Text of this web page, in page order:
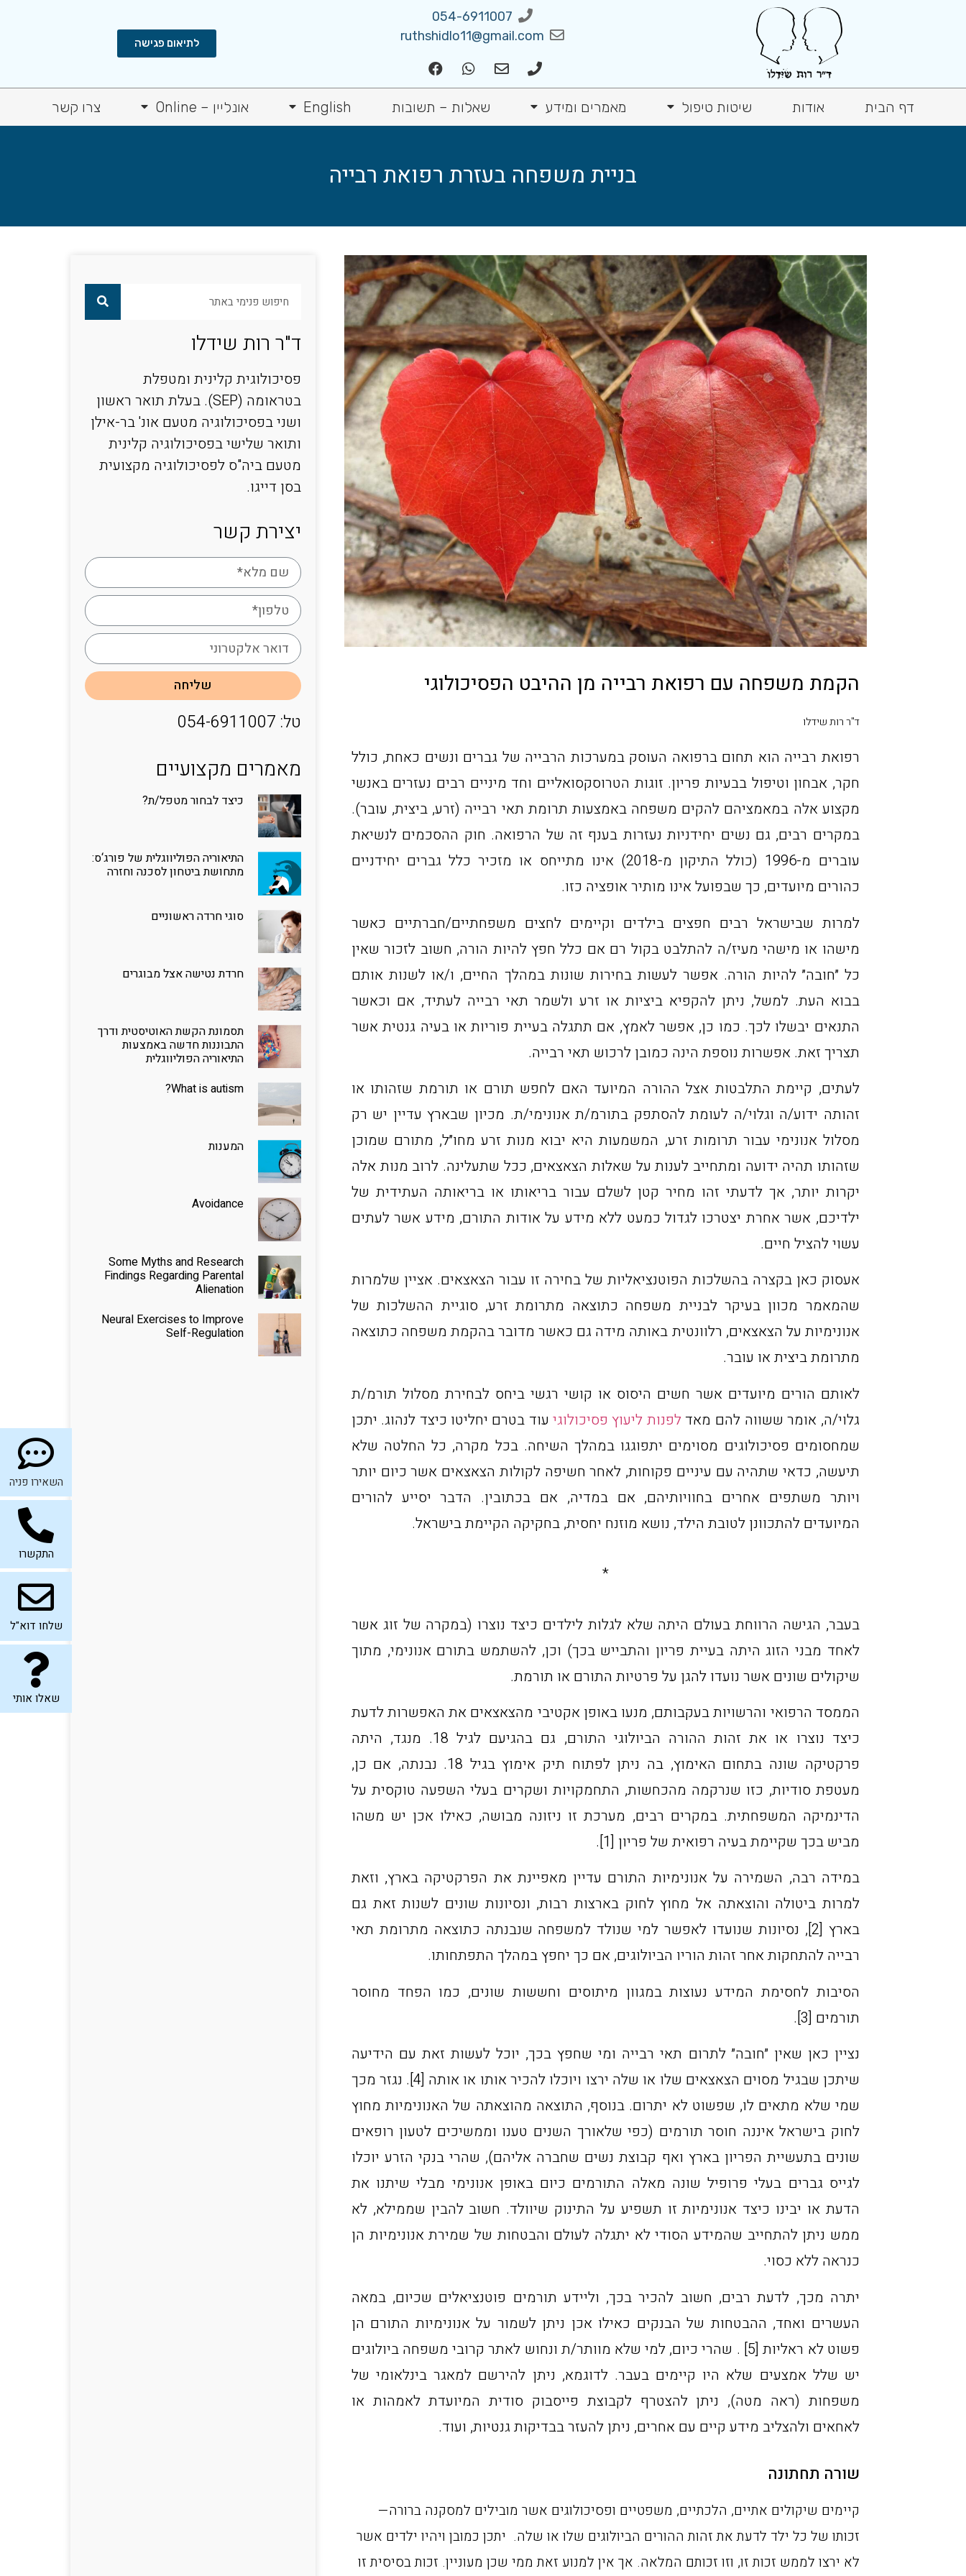
054-6911007
ruthshidlo11@gmail.com
לתיאום פגישה
דף הבית אודות שיטות טיפול מאמרים ומידע שאלות – תשובות English אונליין – Online צרו קשר
בניית משפחה בעזרת רפואת רבייה
הקמת משפחה עם רפואת רבייה מן ההיבט הפסיכולוגי
ד"ר רות שידלו
רפואת רבייה הוא תחום ברפואה העוסק במערכות הרבייה של גברים ונשים כאחת, כולל
חקר, אבחון וטיפול בבעיות פריון. זוגות הטרוסקסואליים וחד מיניים רבים נעזרים באנשי
מקצוע אלה במאמציהם להקים משפחה באמצעות תרומת תאי רבייה (זרע, ביצית, עובר).
במקרים רבים, גם נשים יחידניות נעזרות בענף זה של הרפואה. חוק ההסכמים לנשיאת
עוברים מ-1996 (כולל התיקון מ-2018) אינו מתייחס או מזכיר כלל גברים יחידניים
כהורים מיועדים, כך שבפועל אינו מותיר אופציה כזו.
למרות שבישראל רבים חפצים בילדים וקיימים לחצים משפחתיים/חברתיים כאשר
מישהו או מישהי מעיז/ה להתלבט בקול רם אם כלל חפץ להיות הורה, חשוב לזכור שאין
כל ״חובה״ להיות הורה. אפשר לעשות בחירות שונות במהלך החיים, ו/או לשנות אותם
בבוא העת. למשל, ניתן להקפיא ביציות או זרע ולשמר תאי רבייה לעתיד, אם וכאשר
התנאים יבשלו לכך. כמו כן, אפשר לאמץ, אם תתגלה בעיית פוריות או בעיה גנטית אשר
תצריך זאת. אפשרות נוספת הינה כמובן לרכוש תאי רבייה.
לעתים, קיימת התלבטות אצל ההורה המיועד האם לחפש תורם או תורמת שזהותו או
זהותה ידוע/ה וגלוי/ה לעומת להסתפק בתורמ/ת אנונימי/ת. מכיון שבארץ עדיין יש רק
מסלול אנונימי עבור תרומות זרע, המשמעות היא יבוא מנות זרע מחו״ל, מתורם שמוכן
שזהותו תהיה ידועה ומתחייב לענות על שאלות הצאצאים, ככל שתעלינה. לרוב מנות אלה
יקרות יותר, אך לדעתי זהו מחיר קטן לשלם עבור בריאותו או בריאותה העתידית של
ילדיכם, אשר אחרת יצטרכו לגדול כמעט ללא מידע על אודות התורם, מידע אשר לעתים
עשוי להציל חיים.
אעסוק כאן בקצרה בהשלכות הפוטנציאליות של בחירה זו עבור הצאצאים. אציין שלמרות
שהמאמר מכוון בעיקר לבניית משפחה כתוצאה מתרומת זרע, סוגיית ההשלכות של
אנונימיות על הצאצאים, רלוונטית באותה מידה גם כאשר מדובר בהקמת משפחה כתוצאה
מתרומת ביצית או עובר.
לאותם הורים מיועדים אשר חשים היסוס או קושי רגשי ביחס לבחירת מסלול תורמ/ת
גלוי/ה, אומר ששווה להם מאדלפנות ליעוץ פסיכולוגי עוד בטרם יחליטו כיצד לנהוג. יתכן
שמחסומים פסיכולוגים מסוימים יתפוגגו במהלך השיחה. בכל מקרה, כל החלטה שלא
תיעשה, כדאי שתהיה עם עיניים פקוחות, לאחר חשיפה לקולות הצאצאים אשר כיום יותר
ויותר משתפים אחרים בחוויותיהם, אם במדיה, אם בכתובין. הדבר יסייע להורים
המיועדים להתכוונן לטובת הילד, נושא מוזנח יחסית, בחקיקה הקיימת בישראל.
*
בעבר, הגישה הרווחת בעולם היתה שלא לגלות לילדים כיצד נוצרו (במקרה של זוג אשר
לאחד מבני הזוג היתה בעיית פריון והתבייש בכך) וכן, להשתמש בתורם אנונימי, מתוך
שיקולים שונים אשר נועדו להגן על פרטיות התורם או תורמת.
הממסד הרפואי והרשויות בעקבותם, מנעו באופן אקטיבי מהצאצאים את האפשרות לדעת
כיצד נוצרו או את זהות ההורה הביולוגי התורם, גם בהגיעם לגיל 18. מנגד, היתה
פרקטיקה שונה בתחום האימוץ, בה ניתן לפתוח תיק אימוץ בגיל 18. נבנתה, אם כן,
מעטפת סודיות, כזו שנרקמה מהכחשות, התחמקויות ושקרים בעלי השפעה טוקסית על
הדינמיקה המשפחתית. במקרים רבים, מערכת זו ניזונה מבושה, כאילו אכן יש משהו
מביש בכך שקיימת בעיה רפואית של פריון [1].
במידה רבה, השמירה על אנונימיות התורם עדיין מאפיינת את הפרקטיקה בארץ, וזאת
למרות ביטולה והוצאתה אל מחוץ לחוק בארצות רבות, ונסיונות שונים לשנות זאת גם
בארץ [2], נסיונות שנועדו לאפשר למי שנולד למשפחה שנבנתה כתוצאה מתרומת תאי
רבייה להתחקות אחר זהות הוריו הביולוגים, אם כך יחפץ במהלך התפתחותו.
הסיבות לחסימת המידע נעוצות במגוון מיתוסים וחששות שונים, כמו הפחד מחוסר
תורמים [3].
נציין כאן שאין ״חובה״ לתרום תאי רבייה ומי שחפץ בכך, יוכל לעשות זאת עם הידיעה
שיתכן שבגיל מסוים הצאצאים שלו או שלה ירצו ויוכלו להכיר אותו או אותה [4]. נגזר מכך
שמי שלא מתאים לו, שפשוט לא יתרום. בנוסף, התוצאה מהוצאתה של האנונימיות מחוץ
לחוק בישראל איננה חוסר תורמים (כפי שלאורך השנים טענו וממשיכים לטעון רופאים
שונים בתעשיית הפריון בארץ ואף קבוצת נשים שחברה אליהם), שהרי בנקי הזרע יוכלו
לגייס גברים בעלי פרופיל שונה מאלה התורמים כיום באופן אנונימי מבלי שיתנו את
הדעת או יבינו כיצד אנונימיות זו תשפיע על התינוק שיוולד. חשוב להבין שממילא, לא
ממש ניתן להתחייב שהמידע הסודי לא יתגלה לעולם והבטחות של שמירת אנונימיות הן
כנראה ללא כסוי.
יתרה מכך, לדעת רבים, חשוב להכיר בכך, וליידע תורמים פוטנציאלים שכיום, במאה
העשרים ואחד, ההבטחות של הבנקים כאילו אכן ניתן לשמור על אנונימיות התורם הן
פשוט לא ראליות [5] . שהרי כיום, למי שלא מוותר/ת ונחוש לאתר קרובי משפחה ביולוגים
יש שלל אמצעים שלא היו קיימים בעבר. לדוגמא, ניתן להירשם למאגר בינלאומי של
משפחות (ראה מטה), ניתן להצטרף לקבוצת פייסבוק סודית המיועדת לאמהות או
לאחאים ולהצליב מידע קיים עם אחרים, ניתן להעזר בבדיקות גנטיות, ועוד.
שורה תחתונה
קיימים שיקולים אתיים, הלכתיים, משפטיים ופסיכולוגים אשר מובילים למסקנה ברורה—
זכותו של כל ילד לדעת את זהות ההורים הביולוגים שלו או שלה. יתכן כמובן ויהיו ילדים אשר
לא ירצו לממש זכות זו, וזו זכותם המלאה. אך אין למנוע זאת ממי שכן מעוניין. זכות בסיסית זו
ד"ר רות שידלו
פסיכולוגית קלינית ומטפלת
בטראומה (SEP). בעלת תואר ראשון
ושני בפסיכולוגיה מטעם אונ' בר-אילן
ותואר שלישי בפסיכולוגיה קלינית
מטעם ביה"ס לפסיכולוגיה מקצועית
בסן דייגו.
יצירת קשר
שליחה
טל: 054-6911007
מאמרים מקצועיים
כיצד לבחור מטפל/ת?
התיאוריה הפוליווגלית של פורג‘ס:
מתחושת ביטחון לסכנה וחזרה
סוגי חרדה ראשוניים
חרדת נטישה אצל מבוגרים
תסמונת הקשת האוטיסטית ודרך
התבוננות חדשה באמצעות
התיאוריה הפוליווגלית
What is autism?
המענות
Avoidance
Some Myths and Research
Findings Regarding Parental
Alienation
Neural Exercises to Improve
Self-Regulation
השאירו פניה
התקשרו
שלחו דוא"ל
שאלו אותי